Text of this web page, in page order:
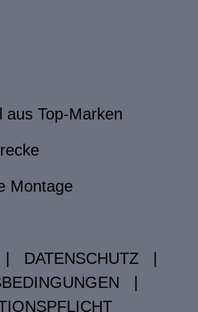
aus Top-Marken
Montage
DATENSCHUTZ